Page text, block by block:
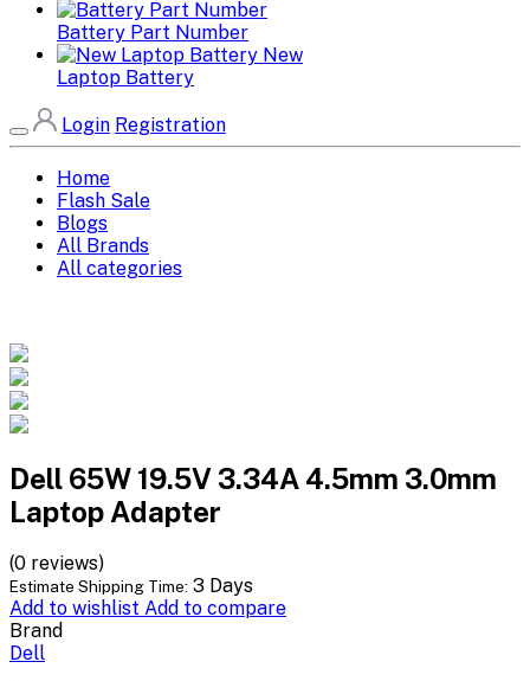
Battery Part Number
New
Laptop Battery
Login Registration
Home
Flash Sale
Blogs
All Brands
All categories
Dell 65W 19.5V 3.34A 4.5mm 3.0mm
Laptop Adapter
(0 reviews)
Estimate Shipping Time: 3 Days
Add to wishlist Add to compare
Brand
Dell